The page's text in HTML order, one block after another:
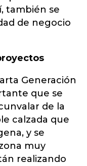
también se
de negocio
Generación
que se
de la
calzada que
y se
muy
realizando